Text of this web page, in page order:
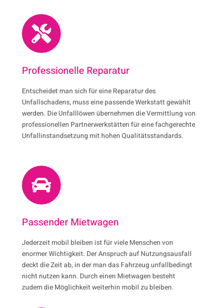

Professionelle Reparatur
Entscheidet man sich für eine Reparatur des
Unfallschadens, muss eine passende Werkstatt gewählt
werden. Die Unfalllöwen übernehmen die Vermittlung von
professionellen Partnerwerkstätten für eine fachgerechte
Unfallinstandsetzung mit hohen Qualitätsstandards.

Passender Mietwagen
Jederzeit mobil bleiben ist für viele Menschen von
enormer Wichtigkeit. Der Anspruch auf Nutzungsausfall
deckt die Zeit ab, in der man das Fahrzeug unfallbedingt
nicht nutzen kann. Durch einen Mietwagen besteht
zudem die Möglichkeit weiterhin mobil zu bleiben.